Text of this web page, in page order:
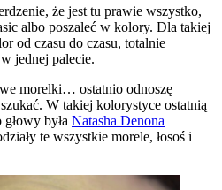
że jest tu prawie wszystko,
albo poszaleć w kolory. Dla takiej
od czasu do czasu, totalnie
jednej palecie.
morelki… ostatnio odnoszę
W takiej kolorystyce ostatnią
była Natasha Denona
te wszystkie morele, łosoś i